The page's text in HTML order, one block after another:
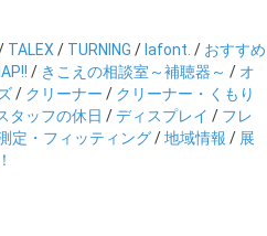
TALEX / TURNING / lafont. / おすすめ
/ きこえの相談室～補聴器～ / オ
/ クリーナー / クリーナー・くもり
タッフの休日 /ディスプレイ / フレ
定・フィッティング/地域情報 / 展